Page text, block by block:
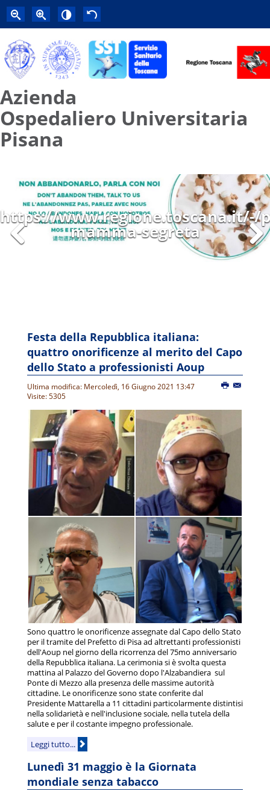
Azienda
Ospedaliero Universitaria
Pisana
https://www.regione.toscana.it/-/
mamma-segreta
Next
Festa della Repubblica italiana:
quattro onorificenze al merito del Capo
dello Stato a professionisti Aoup
Ultima modifica: Mercoledì, 16 Giugno 2021 13:47
Visite: 5305
Sono quattro le onorificenze assegnate dal Capo dello Stato
per il tramite del Prefetto di Pisa ad altrettanti professionisti
dell'Aoup nel giorno della ricorrenza del 75mo anniversario
della Repubblica italiana. La cerimonia si è svolta questa
mattina al Palazzo del Governo dopo l'Alzabandiera sul
Ponte di Mezzo alla presenza delle massime autorità
cittadine. Le onorificenze sono state conferite dal
Presidente Mattarella a 11 cittadini particolarmente distintisi
nella solidarietà e nell'inclusione sociale, nella tutela della
salute e per il costante impegno professionale.
Leggi tutto...
Lunedì 31 maggio è la Giornata
mondiale senza tabacco